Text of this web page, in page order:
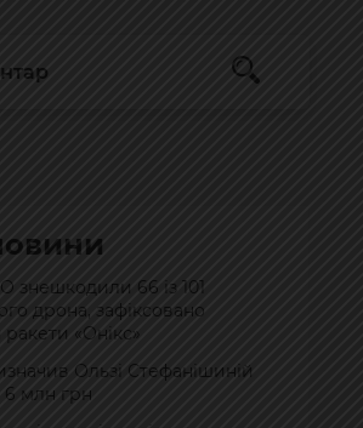
66 із 101
дрона, зафіксовано
«Онікс»
Ользі Стефанішиній
6 млн грн